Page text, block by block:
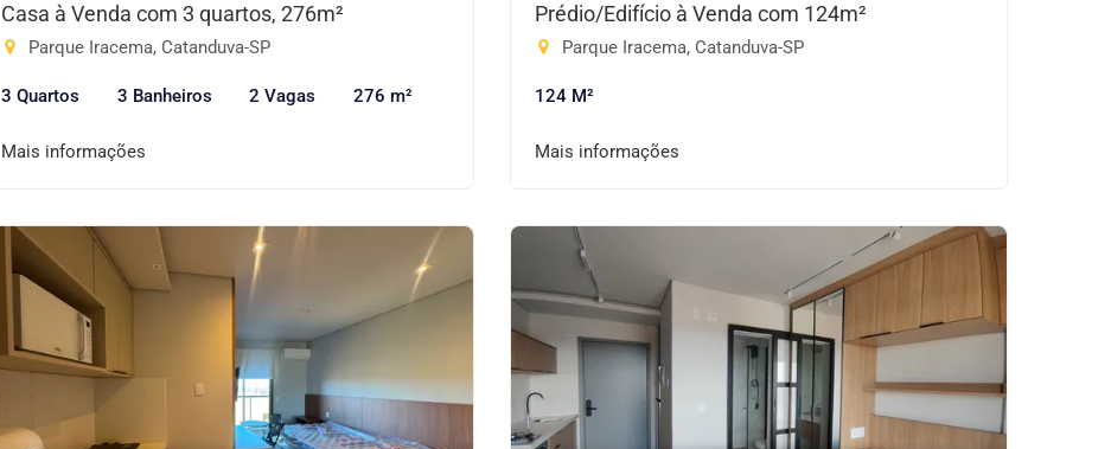
Casa à Venda com 3 quartos, 276m²
Parque Iracema, Catanduva-SP
3 Quartos 3 Banheiros 2 Vagas 276 m²
Mais informações
Prédio/Edifício à Venda com 124m²
Parque Iracema, Catanduva-SP
124 M²
Mais informações